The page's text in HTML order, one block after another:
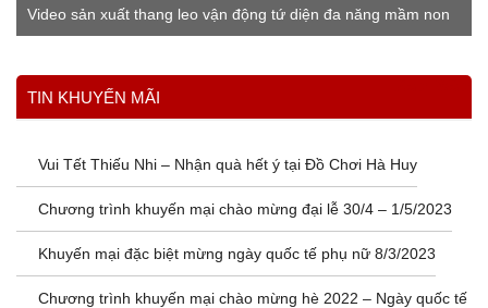
Video sản xuất thang leo vận động tứ diện đa năng mầm non
Xem thêm
TIN KHUYẾN MÃI
Vui Tết Thiếu Nhi – Nhận quà hết ý tại Đồ Chơi Hà Huy
Chương trình khuyến mại chào mừng đại lễ 30/4 – 1/5/2023
Khuyến mại đặc biệt mừng ngày quốc tế phụ nữ 8/3/2023
Chương trình khuyến mại chào mừng hè 2022 – Ngày quốc tế